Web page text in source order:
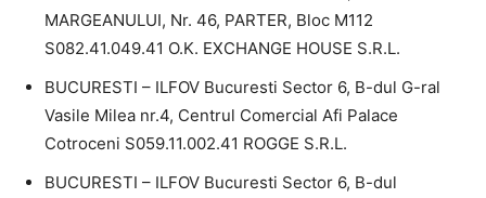
MARGEANULUI, Nr. 46, PARTER, Bloc M112
S082.41.049.41 O.K. EXCHANGE HOUSE S.R.L.
BUCURESTI – ILFOV Bucuresti Sector 6, B-dul G-ral
Vasile Milea nr.4, Centrul Comercial Afi Palace
Cotroceni S059.11.002.41 ROGGE S.R.L.
BUCURESTI – ILFOV Bucuresti Sector 6, B-dul